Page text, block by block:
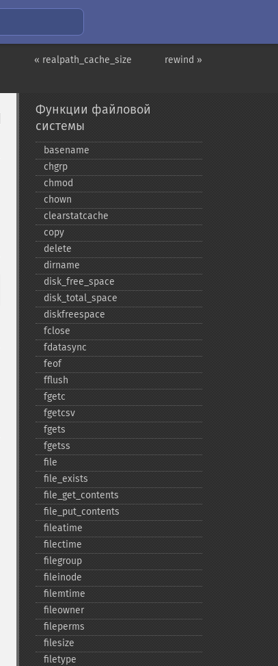
rewind »
« realpath_cache_size
Функции файловой
системы
basename
chgrp
chmod
chown
clearstatcache
copy
delete
dirname
disk_​free_​space
disk_​total_​space
diskfreespace
fclose
fdatasync
feof
fflush
fgetc
fgetcsv
fgets
fgetss
file
file_​exists
file_​get_​contents
file_​put_​contents
fileatime
filectime
filegroup
fileinode
filemtime
fileowner
fileperms
filesize
filetype